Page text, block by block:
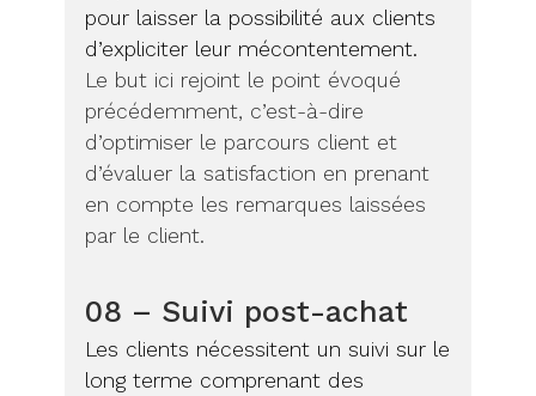
pour laisser la possibilité aux clients
d’expliciter leur mécontentement.
Le but ici rejoint le point évoqué
précédemment, c’est-à-dire
d’optimiser le parcours client et
d’évaluer la satisfaction en prenant
en compte les remarques laissées
par le client.
08 – Suivi post-achat
Les clients nécessitent un suivi sur le
long terme comprenant des